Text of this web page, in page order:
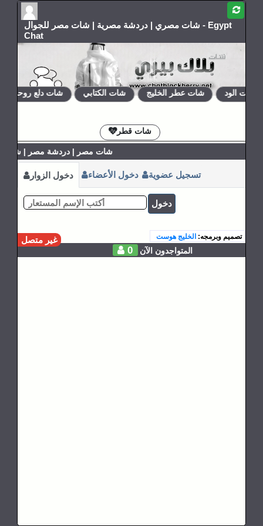
شات مصري | دردشة مصرية | شات مصر للجوال - Egypt
Chat
شات دلع روحي شات الكتابي شات عطر الخليج شات الود
شات قطر
شات مصر | دردشة مصر | شات
دخول الزوار دخول الأعضاء تسجيل عضوية
دخول
غير متصل تصميم وبرمجه:الخليج هوست
0 المتواجدون الآن